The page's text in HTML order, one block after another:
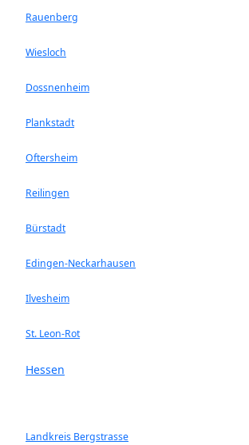
Rauenberg
Wiesloch
Dossnenheim
Plankstadt
Oftersheim
Reilingen
Bürstadt
Edingen-Neckarhausen
Ilvesheim
St. Leon-Rot
Hessen
Landkreis Bergstrasse